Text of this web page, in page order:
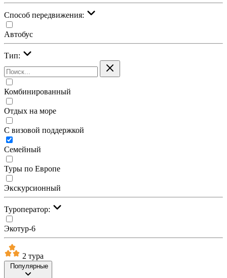
Cпособ передвижения:
Автобус
Тип:
Комбинированный
Отдых на море
С визовой поддержкой
Семейный
Туры по Европе
Экскурсионный
Туроператор:
Экотур-6
2 тура
Популярные